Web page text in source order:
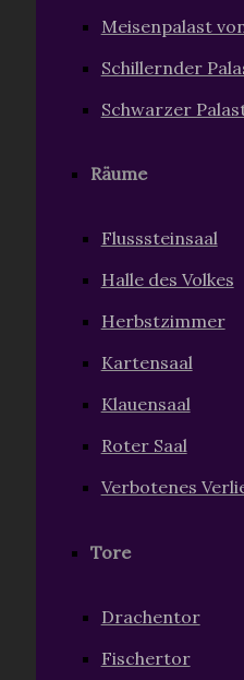
Meisenpalast
Schillernder
Schwarzer
Räume
Flusssteinsaal
Halle des Volkes
Herbstzimmer
Kartensaal
Klauensaal
Roter Saal
Verbotenes
Tore
Drachentor
Fischertor